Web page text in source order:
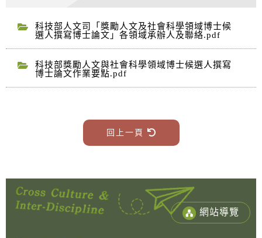
科技部人文司「獎勵人文及社會科學領域博士候
選人撰寫博士論文」各領域承辦人及聯絡.pdf
科技部獎勵人文與社會科學領域博士候選人撰寫
博士論文作業要點.pdf
回上一頁
網站導覽